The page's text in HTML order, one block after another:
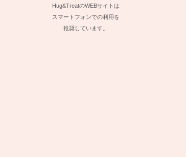
Hug&TreatのWEBサイトは
スマートフォンでの利用を
推奨しています。